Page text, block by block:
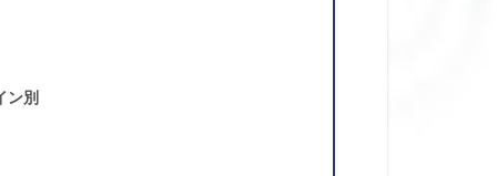
ン別